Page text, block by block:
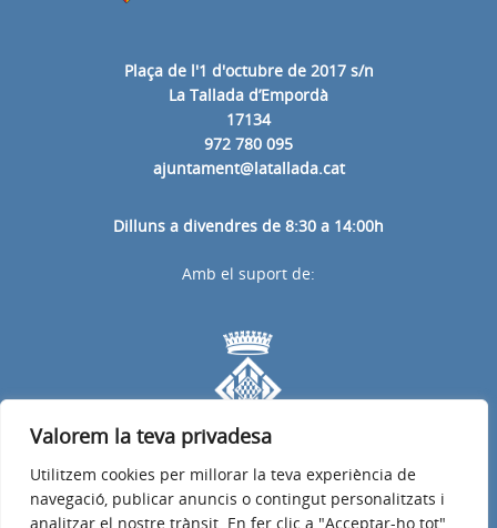
Valorem la teva privadesa
Utilitzem cookies per millorar la teva experiència de
navegació, publicar anuncis o contingut personalitzats i
analitzar el nostre trànsit. En fer clic a "Acceptar-ho tot",
Plaça de l'1 d'octubre de 2017 s/n
La Tallada d’Empordà
17134
972 780 095
ajuntament@latallada.cat
Dilluns a divendres de 8:30 a 14:00h
Amb el suport de: